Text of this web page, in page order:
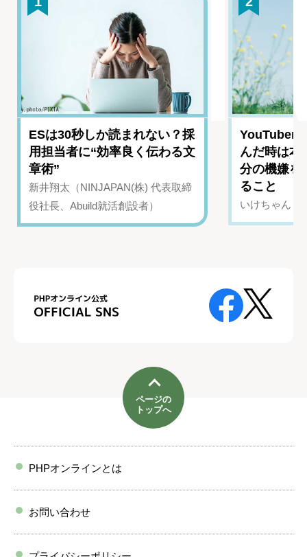
ESは30秒しか読まれない？採
用担当者に“効率良く伝わる文
章術”
新井翔太（NINJAPAN(株) 代表取締
役社長、Abuild就活創設者）
YouTuber
んだ時は
分の機嫌を
ること
いけちゃん（
ページの
トップへ
PHPオンラインとは
お問い合わせ